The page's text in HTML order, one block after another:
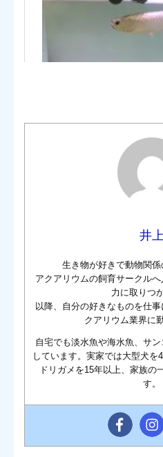
井上
生き物が好きで動物関係
アクアリウムの飼育サークル
力に取りつ
以降、自分の好きなものを仕
クアリウム業界に
自宅でも淡水魚や海水魚、サ
しています。実家では大型犬を
ドリガメを15年以上、家族の
す。